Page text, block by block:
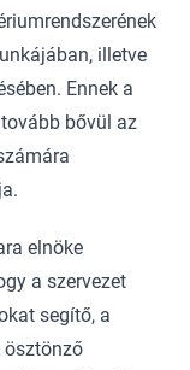
illetve
Ennek a
bővül az
elnöke
a szervezet
segítő, a
ösztönző